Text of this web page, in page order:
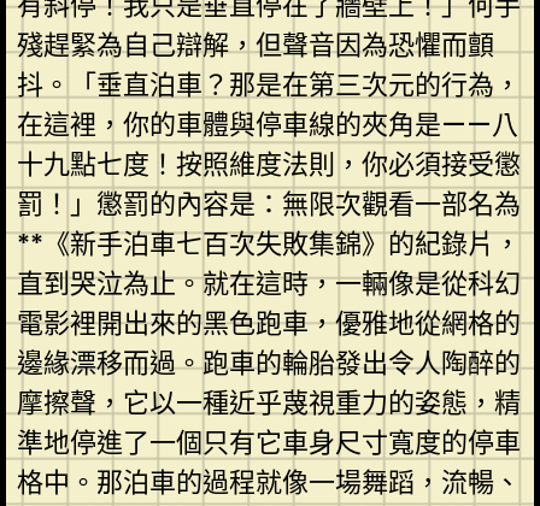
殘趕緊為自己辯解，但聲音因為恐懼而顫
抖。「垂直泊車？那是在第三次元的行為，
在這裡，你的車體與停車線的夾角是——八
十九點七度！按照維度法則，你必須接受懲
罰！」懲罰的內容是：無限次觀看一部名為
**《新手泊車七百次失敗集錦》的紀錄片，
直到哭泣為止。就在這時，一輛像是從科幻
電影裡開出來的黑色跑車，優雅地從網格的
邊緣漂移而過。跑車的輪胎發出令人陶醉的
摩擦聲，它以一種近乎蔑視重力的姿態，精
準地停進了一個只有它車身尺寸寬度的停車
格中。那泊車的過程就像一場舞蹈，流暢、